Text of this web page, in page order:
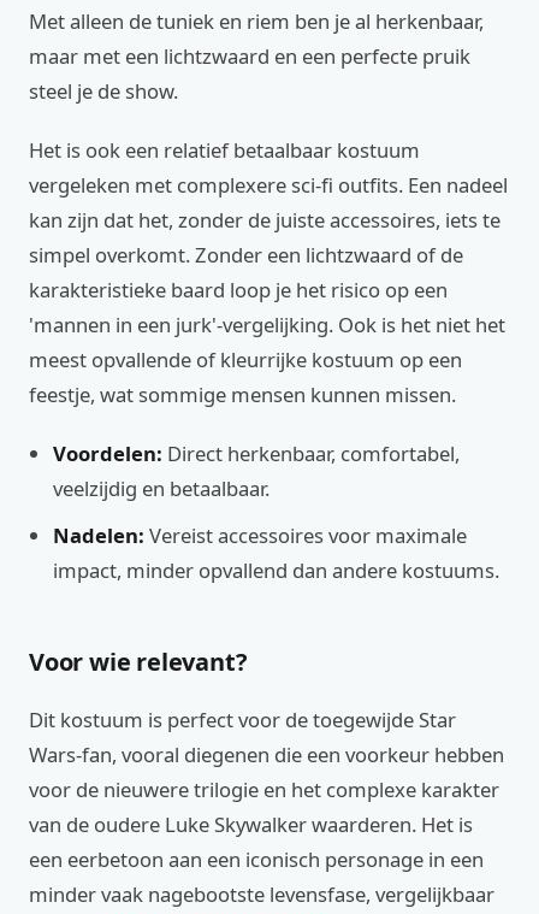
Met alleen de tuniek en riem ben je al herkenbaar,
maar met een lichtzwaard en een perfecte pruik
steel je de show.
Het is ook een relatief betaalbaar kostuum
vergeleken met complexere sci-fi outfits. Een nadeel
kan zijn dat het, zonder de juiste accessoires, iets te
simpel overkomt. Zonder een lichtzwaard of de
karakteristieke baard loop je het risico op een
'mannen in een jurk'-vergelijking. Ook is het niet het
meest opvallende of kleurrijke kostuum op een
feestje, wat sommige mensen kunnen missen.
Voordelen: Direct herkenbaar, comfortabel,
veelzijdig en betaalbaar.
Nadelen: Vereist accessoires voor maximale
impact, minder opvallend dan andere kostuums.
Voor wie relevant?
Dit kostuum is perfect voor de toegewijde Star
Wars-fan, vooral diegenen die een voorkeur hebben
voor de nieuwere trilogie en het complexe karakter
van de oudere Luke Skywalker waarderen. Het is
een eerbetoon aan een iconisch personage in een
minder vaak nagebootste levensfase, vergelijkbaar